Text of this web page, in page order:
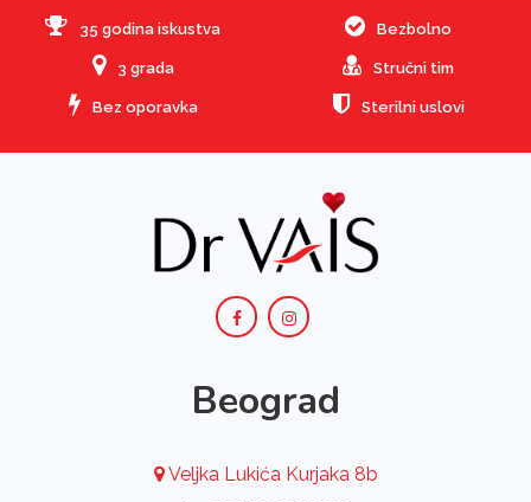
35 godina iskustva Bezbolno
3 grada Stručni tim
Bez oporavka Sterilni uslovi
Beograd
Veljka Lukića Kurjaka 8b